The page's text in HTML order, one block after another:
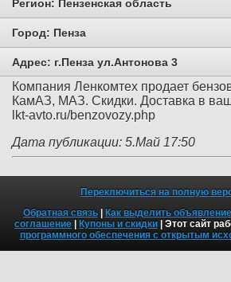
Регион: Пензенская область
Город: Пенза
Адрес: г.Пенза ул.Антонова 3
Компания Ленкомтех продает
КамАЗ, МАЗ. Скидки. Доставка в
lkt-avto.ru/benzovozy.php
Дата публикации: 5.Май 17:50
Переключиться на полную
Обратная связь| Как выделить
соглашение
Купоны и скидки | Этот сайт
программного обеспечения с открытым